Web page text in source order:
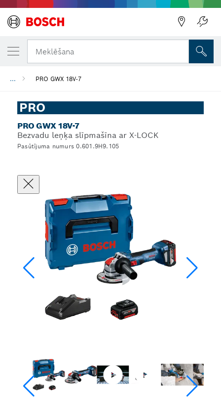
Meklēšana
... PRO GWX 18V-7
PRO
PRO GWX 18V-7
Bezvadu leņķa slīpmašīna ar X-LOCK
Pasūtījuma numurs 0.601.9H9.105